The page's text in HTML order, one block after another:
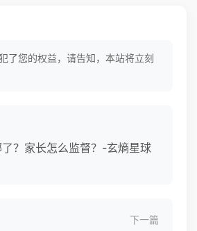
了您的权益，请告知，本站将立刻
？家长怎么监督？-玄熵星球
下一篇